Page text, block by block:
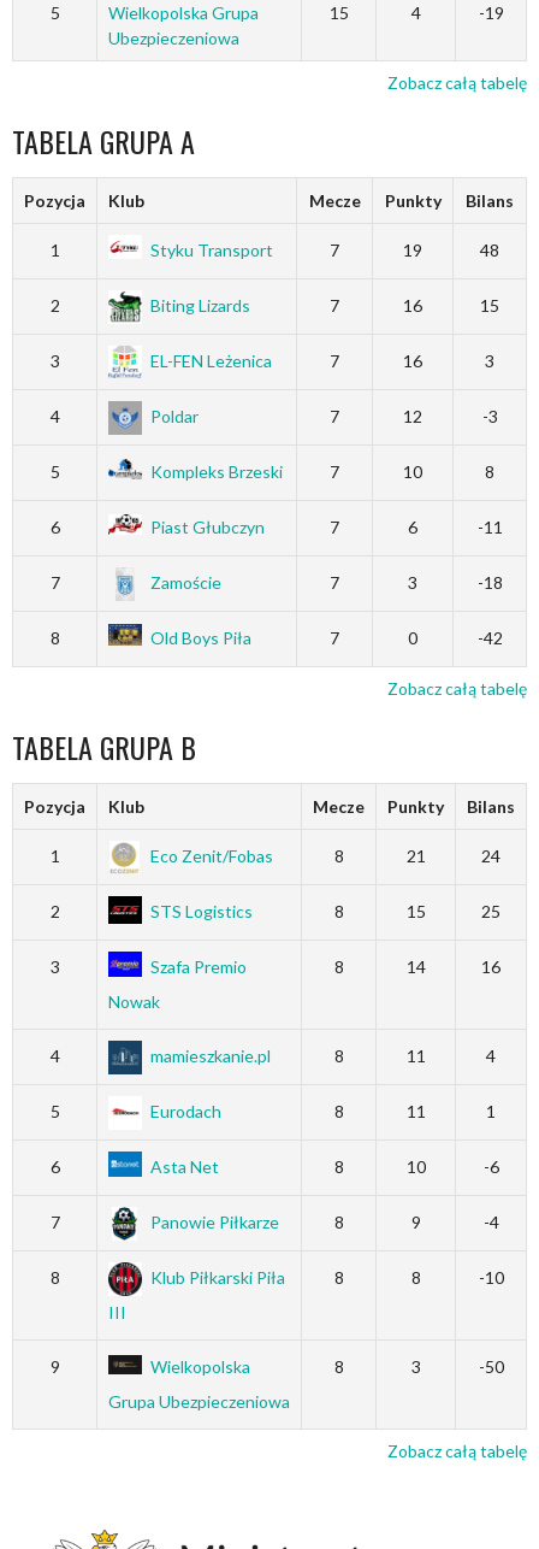
5
Wielkopolska Grupa
Ubezpieczeniowa
15 4 -19
Zobacz całą tabelę
TABELA GRUPA A
Pozycja Klub Mecze Punkty Bilans
1 Styku Transport 7 19 48
2 Biting Lizards 7 16 15
3 EL-FEN Leżenica 7 16 3
4 Poldar 7 12 -3
5 Kompleks Brzeski 7 10 8
6 Piast Głubczyn 7 6 -11
7 Zamoście 7 3 -18
8 Old Boys Piła 7 0 -42
Zobacz całą tabelę
TABELA GRUPA B
Pozycja Klub Mecze Punkty Bilans
1 Eco Zenit/Fobas 8 21 24
2 STS Logistics 8 15 25
3
Szafa Premio
Nowak
8 14 16
4 mamieszkanie.pl 8 11 4
5 Eurodach 8 11 1
6 Asta Net 8 10 -6
7 Panowie Piłkarze 8 9 -4
8
Klub Piłkarski Piła
III
8 8 -10
9
Wielkopolska
Grupa Ubezpieczeniowa
8 3 -50
Zobacz całą tabelę